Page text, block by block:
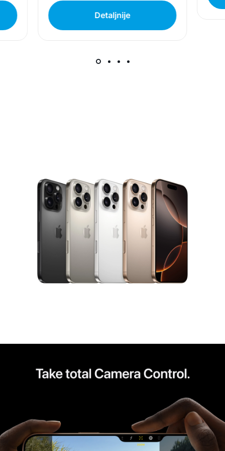
da garantuje da su svi podaci apsolutno ispravni.
Detaljnije